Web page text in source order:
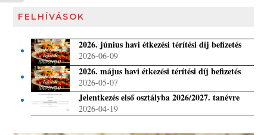
FELHÍVÁSOK
2026. június havi étkezési térítési díj befizetés
2026-06-09
2026. május havi étkezési térítési díj befizetés
2026-05-07
Jelentkezés első osztályba 2026/2027. tanévre
2026-04-19